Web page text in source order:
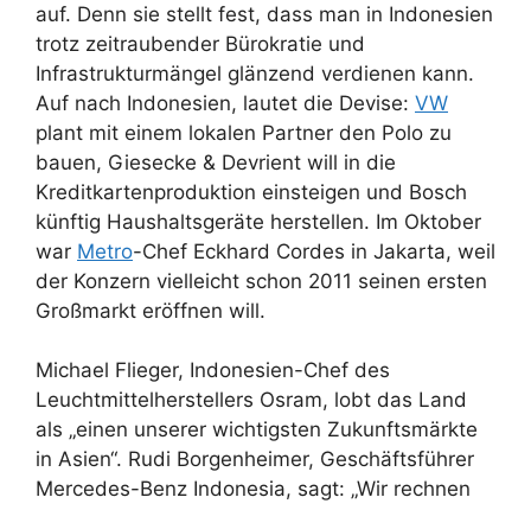
auf. Denn sie stellt fest, dass man in Indonesien
trotz zeitraubender Bürokratie und
Infrastrukturmängel glänzend verdienen kann.
Auf nach Indonesien, lautet die Devise: VW
plant mit einem lokalen Partner den Polo zu
bauen, Giesecke & Devrient will in die
Kreditkartenproduktion einsteigen und Bosch
künftig Haushaltsgeräte herstellen. Im Oktober
war Metro-Chef Eckhard Cordes in Jakarta, weil
der Konzern vielleicht schon 2011 seinen ersten
Großmarkt eröffnen will.
Michael Flieger, Indonesien-Chef des
Leuchtmittelherstellers Osram, lobt das Land
als „einen unserer wichtigsten Zukunftsmärkte
in Asien“. Rudi Borgenheimer, Geschäftsführer
Mercedes-Benz Indonesia, sagt: „Wir rechnen